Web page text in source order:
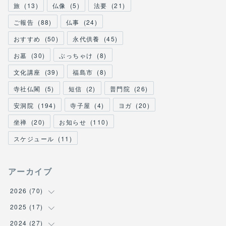
旅 (13) 仏像 (5) 法要 (21)
ご報告 (88) 仏事 (24)
おすすめ
(50) 永代供養 (45)
お墓
(30) ぶっちゃけ (8)
文化講座
(39) 福島市 (8)
寺社仏閣
(5) 短信 (2) 普門院 (26)
安洞院 (194) 寺子屋 (4) ヨガ (20)
坐禅
(20) お知らせ (110)
スケジュール (11 )
アーカイブ
2026 (70)
( 1)
(1)
2025 (17)
(2)
2024 (27)